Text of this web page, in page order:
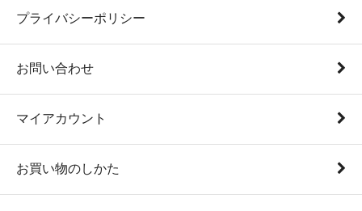
プライバシーポリシー
お問い合わせ
マイアカウント
お買い物のしかた